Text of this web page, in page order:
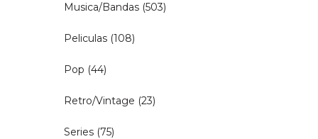
Musica/Bandas (503)
Peliculas (108)
Pop (44)
Retro/Vintage (23)
Series (75)